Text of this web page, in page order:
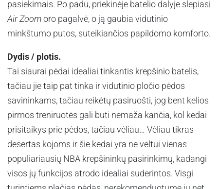
pasiekimais. Po padu, priekinėje batelio dalyje slepiasi
Air Zoomoro pagalvė, o ją gaubia vidutinio
minkštumo putos, suteikiančios papildomo komforto.
Dydis / plotis.
Tai siaurai pėdai idealiai tinkantis krepšinio batelis,
tačiau jie taip pat tinka ir vidutinio pločio pėdos
savininkams, tačiau reikėtų pasiruošti, jog bent kelios
pirmos treniruotės gali būti nemaža kančia, kol kedai
prisitaikys prie pėdos, tačiau vėliau… Vėliau tikras
desertas kojoms ir šie kedai yra ne veltui vienas
populiariausių NBA krepšininkų pasirinkimų, kadangi
visos jų funkcijos atrodo idealiai suderintos. Visgi